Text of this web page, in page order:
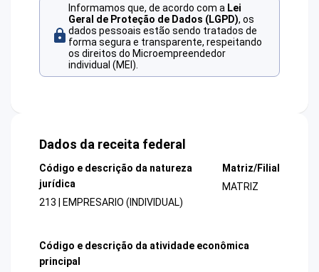
Informamos que, de acordo com a Lei
Geral de Proteção de Dados (LGPD), os
dados pessoais estão sendo tratados de
forma segura e transparente, respeitando
os direitos do Microempreendedor
individual (MEI).
Dados da receita federal
Código e descrição da natureza
jurídica
213 | EMPRESARIO (INDIVIDUAL)
Matriz/Filial
MATRIZ
Código e descrição da atividade econômica
principal